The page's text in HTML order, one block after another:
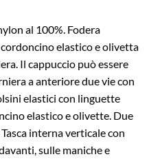
al 100%. Fodera
elastico e olivetta
Il cappuccio può essere
a anteriore due vie con
elastici con linguette
elastico e olivette. Due
interna verticale con
sulle maniche e